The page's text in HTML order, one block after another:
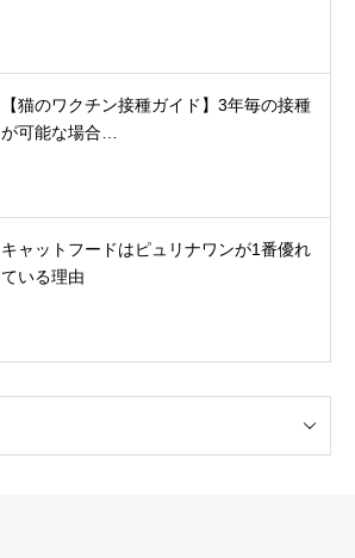
【猫のワクチン接種ガイド】3年毎の接種
が可能な場合…
キャットフードはピュリナワンが1番優れ
ている理由